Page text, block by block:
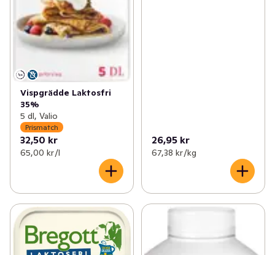
Vispgrädde Laktosfri
35%
5 dl, Valio
Prismatch
32,50 kr
65,00 kr /l
26,95 kr
67,38 kr /kg